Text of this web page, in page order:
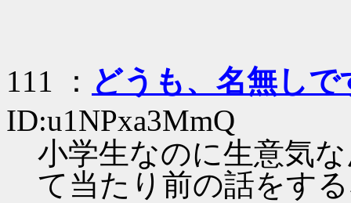
111 ： どうも、名無しで
ID:u1NPxa3MmQ
小学生なのに生意気
て当たり前の話をす